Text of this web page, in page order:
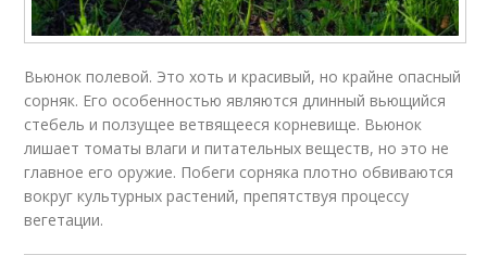
Вьюнок полевой. Это хоть и красивый, но крайне опасный
сорняк. Его особенностью являются длинный вьющийся
стебель и ползущее ветвящееся корневище. Вьюнок
лишает томаты влаги и питательных веществ, но это не
главное его оружие. Побеги сорняка плотно обвиваются
вокруг культурных растений, препятствуя процессу
вегетации.